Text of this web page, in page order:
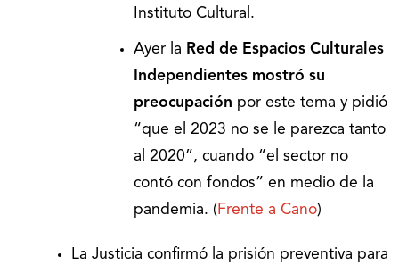
Instituto Cultural.
Ayer la Red de Espacios Culturales
Independientes mostró su
preocupación por este tema y pidió
“que el 2023 no se le parezca tanto
al 2020”, cuando “el sector no
contó con fondos” en medio de la
pandemia. ( Frente a Cano)
La Justicia confirmó la prisión preventiva para